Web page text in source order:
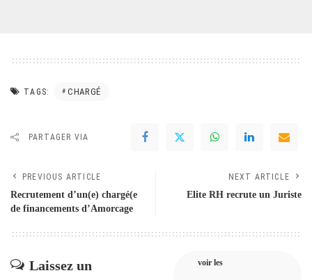
TAGS: CHARGÉ
PARTAGER VIA
PREVIOUS ARTICLE
Recrutement d’un(e) chargé(e
de financements d’Amorcage
NEXT ARTICLE
Elite RH recrute un Juriste
Laissez un
voir les